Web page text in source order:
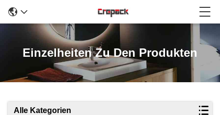
Einzelheiten Zu Den Produkten
Alle Kategorien